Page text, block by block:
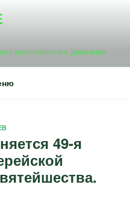
волонтерского движения
49-я